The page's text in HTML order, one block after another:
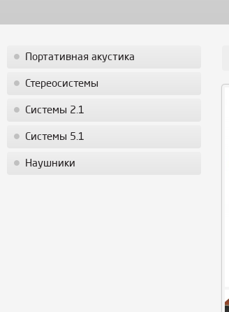
Портативная акустика
Стереосистемы
Системы 2.1
Системы 5.1
Наушники